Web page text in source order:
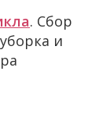
. Сбор
и